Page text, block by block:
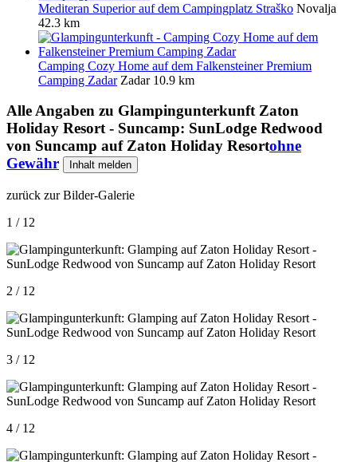
Mediteran Superior auf dem Campingplatz Straško Novalja
42.3 km
Camping Cozy Home auf dem Falkensteiner Premium
Camping Zadar Zadar 10.9 km
Alle Angaben zu Glampingunterkunft Zaton
Holiday Resort - Suncamp: SunLodge Redwood
von Suncamp auf Zaton Holiday Resortohne
Gewähr
Inhalt melden
zurück zur Bilder-Galerie
1 / 12
2 / 12
3 / 12
4 / 12